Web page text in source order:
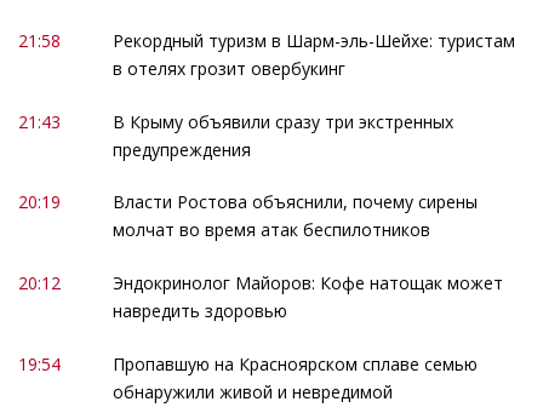
21:58
Рекордный туризм в Шарм-эль-Шейхе: туристам
в отелях грозит овербукинг
21:43
В Крыму объявили сразу три экстренных
предупреждения
20:19
Власти Ростова объяснили, почему сирены
молчат во время атак беспилотников
20:12
Эндокринолог Майоров: Кофе натощак может
навредить здоровью
19:54
Пропавшую на Красноярском сплаве семью
обнаружили живой и невредимой